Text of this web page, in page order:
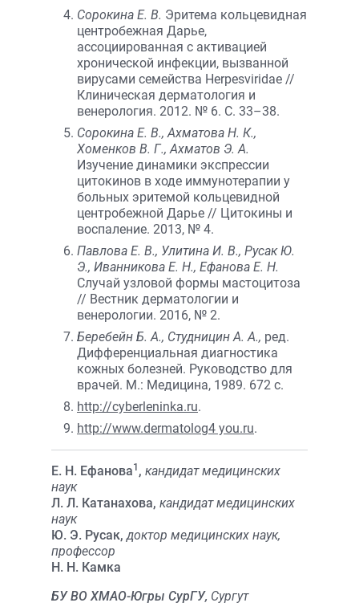
Сорокина Е. В. Эритема кольцевидная
центробежная Дарье,
ассоциированная с активацией
хронической инфекции, вызванной
вирусами семейства Herpesviridae //
Клиническая дерматология и
венерология. 2012. № 6. С. 33–38.
Сорокина Е. В., Ахматова Н. К.,
Хоменков В. Г., Ахматов Э. А.
Изучение динамики экспрессии
цитокинов в ходе иммунотерапии у
больных эритемой кольцевидной
центробежной Дарье // Цитокины и
воспаление. 2013, № 4.
Павлова Е. В., Улитина И. В., Русак Ю.
Э., Иванникова Е. Н., Ефанова Е. Н.
Случай узловой формы мастоцитоза
// Вестник дерматологии и
венерологии. 2016, № 2.
Беребейн Б. А., Студницин А. А., ред.
Дифференциальная диагностика
кожных болезней. Руководство для
врачей. М.: Медицина, 1989. 672 с.
http://cyberleninka.ru.
http://www.dermatolog4 you.ru.
Е. Н. Ефанова1 , кандидат медицинских
наук
Л. Л. Катанахова, кандидат медицинских
наук
Ю. Э. Русак, доктор медицинских наук,
профессор
Н. Н. Камка
БУ ВО ХМАО-Югры СурГУ, Сургут